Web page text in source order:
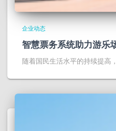
企业动态
智慧票务系统助力游乐
随着国民生活水平的持续提高